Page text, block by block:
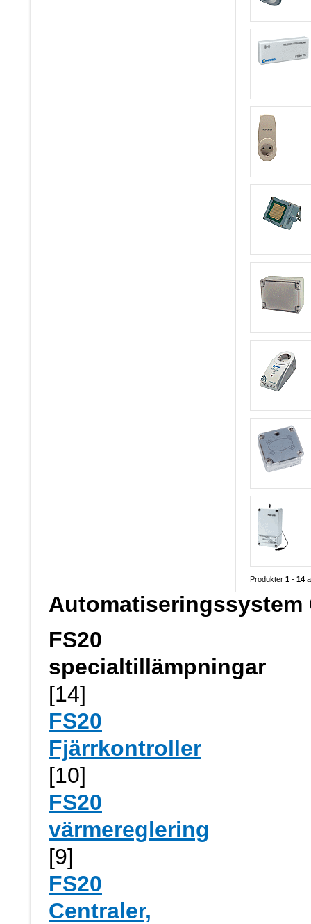
Produkter 1 - 14
Automatiseringssystem
FS20
specialtillämpningar
[14]
FS20
Fjärrkontroller
[10]
FS20
värmereglering
[9]
FS20
Centraler,